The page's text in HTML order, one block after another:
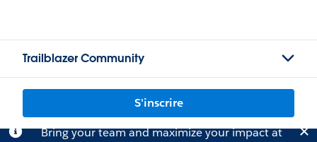
Trailblazer Community
S'inscrire
Bring your team and maximize your impact at